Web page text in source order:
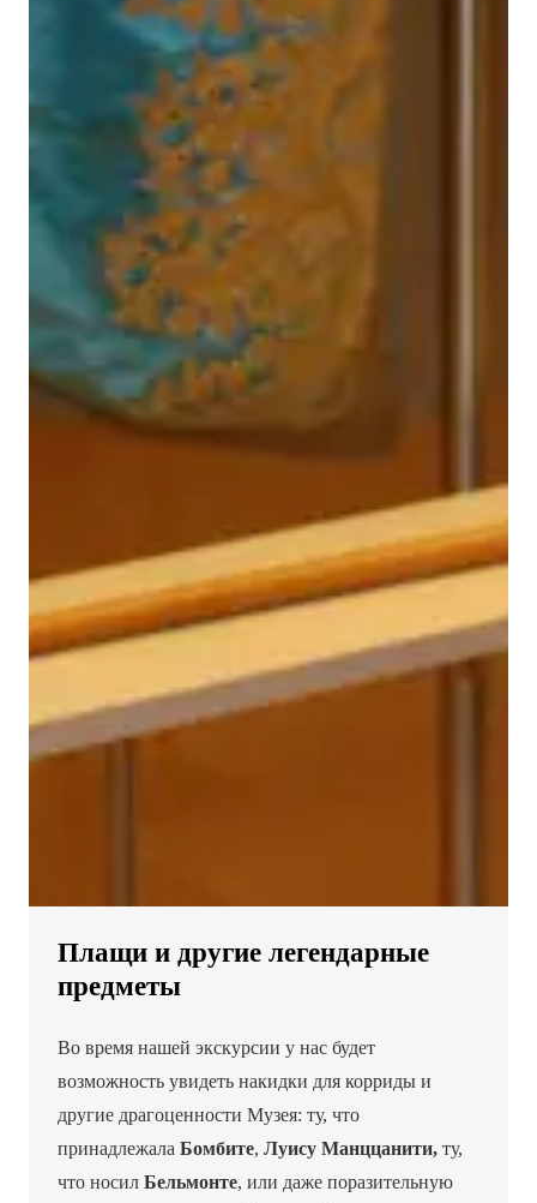
Плащи и другие легендарные
предметы
Во время нашей экскурсии у нас будет
возможность увидеть накидки для корриды и
другие драгоценности Музея: ту, что
принадлежала Бомбите, Луису Манццанити, ту,
что носил Бельмонте, или даже поразительную